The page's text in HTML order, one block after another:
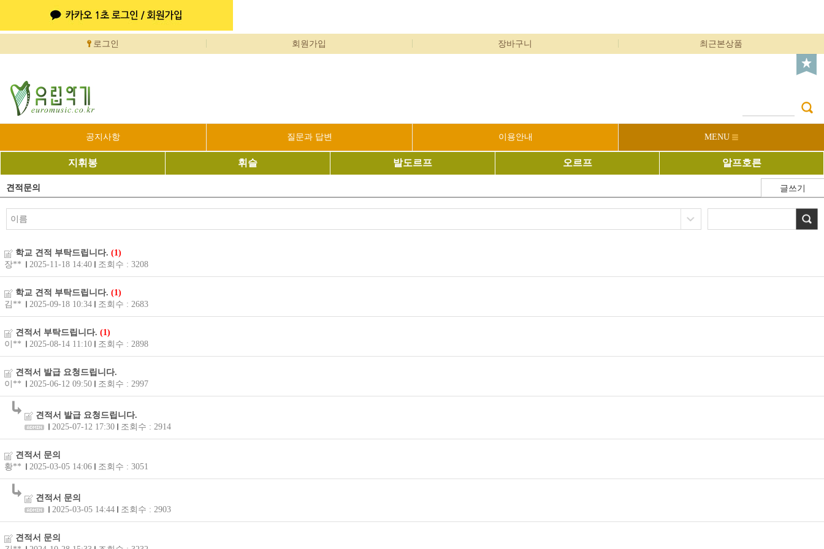
로그인 회원가입 장바구니 최근본상품
공지사항 질문과 답변 이용안내 MENU
지휘봉 휘슬 발도르프 오르프 알프호른
견적문의 글쓰기
학교 견적 부탁드립니다. (1)
장**
2025-11-18 14:40 조회수 : 3208
학교 견적 부탁드립니다. (1)
김**
2025-09-18 10:34 조회수 : 2683
견적서 부탁드립니다. (1)
이**
2025-08-14 11:10 조회수 : 2898
견적서 발급 요청드립니다.
이**
2025-06-12 09:50 조회수 : 2997
견적서 발급 요청드립니다.
2025-07-12 17:30
조회수 : 2914
견적서 문의
황**
2025-03-05 14:06 조회수 : 3051
견적서 문의
2025-03-05 14:44
조회수 : 2903
견적서 문의